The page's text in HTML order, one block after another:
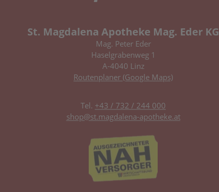
St. Magdalena Apotheke Mag. Eder KG
Mag. Peter Eder
Haselgrabenweg 1
A-4040 Linz
Routenplaner (Google Maps)
Tel. +43 / 732 / 244 000
shop@st.magdalena-apotheke.at